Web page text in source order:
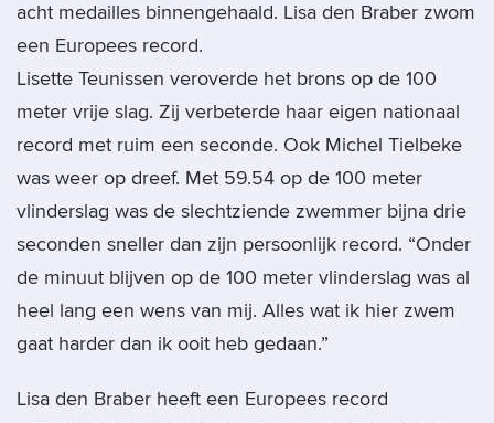
acht medailles binnengehaald. Lisa den Braber zwom
een Europees record.
Lisette Teunissen veroverde het brons op de 100
meter vrije slag. Zij verbeterde haar eigen nationaal
record met ruim een seconde. Ook Michel Tielbeke
was weer op dreef. Met 59.54 op de 100 meter
vlinderslag was de slechtziende zwemmer bijna drie
seconden sneller dan zijn persoonlijk record. “Onder
de minuut blijven op de 100 meter vlinderslag was al
heel lang een wens van mij. Alles wat ik hier zwem
gaat harder dan ik ooit heb gedaan.”
Lisa den Braber heeft een Europees record